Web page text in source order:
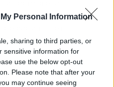
Personal Information
sharing to third parties, or
sensitive information for
use the below opt-out
Please note that after your
may continue seeing
todo depende la